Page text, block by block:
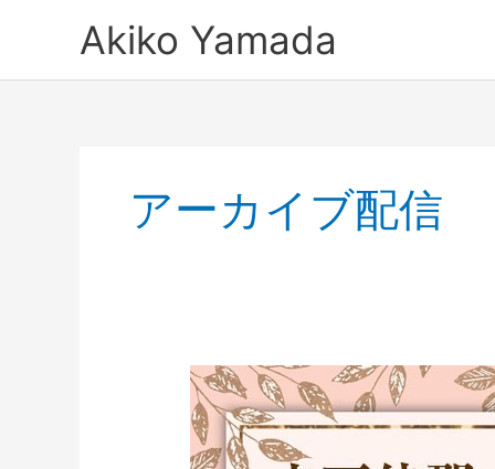
Akiko Yamada
アーカイブ配信
ア
ー
カ
イ